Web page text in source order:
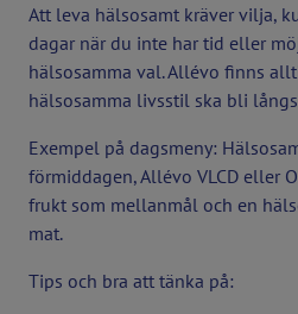
Att leva hälsosamt kräver vilja,
dagar när du inte har tid eller
hälsosamma val. Allévo finns
hälsosamma livsstil ska bli
Exempel på dagsmeny:
förmiddagen, Allévo VLCD eller
frukt som mellanmål och en
mat.
Tips och bra att tänka på: